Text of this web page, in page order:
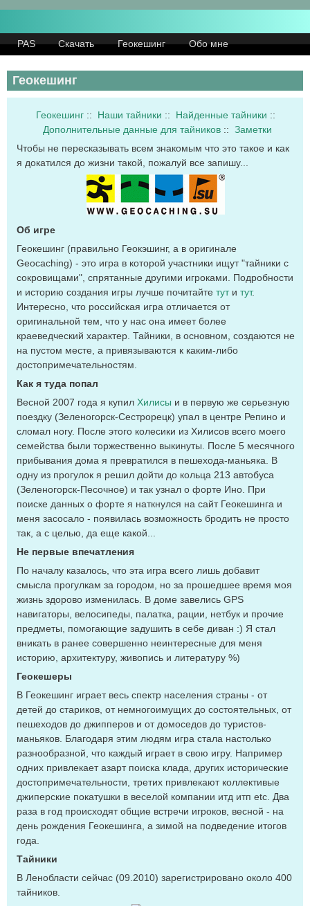
to
mainPAS Скачать Геокешинг Обо мне
Геокешинг
Геокешинг :: Наши тайники :: Найденные тайники ::
Дополнительные данные для тайников:: Заметки
Чтобы не пересказывать всем знакомым что это такое и как
я докатился до жизни такой, пожалуй все запишу...
Об игре
Геокешинг (правильно Геокэшинг, а в оригинале
Geocaching) - это игра в которой участники ищут "тайники с
сокровищами", спрятанные другими игроками. Подробности
и историю создания игры лучше почитайте тути тут.
Интересно, что российская игра отличается от
оригинальной тем, что у нас она имеет более
краеведческий характер. Тайники, в основном, создаются не
на пустом месте, а привязываются к каким-либо
достопримечательностям.
Как я туда попал
Весной 2007 года я купил Хилисы и в первую же серьезную
поездку (Зеленогорск-Сестрорецк) упал в центре Репино и
сломал ногу. После этого колесики из Хилисов всего моего
семейства были торжественно выкинуты. После 5 месячного
прибывания дома я превратился в пешехода-маньяка. В
одну из прогулок я решил дойти до кольца 213 автобуса
(Зеленогорск-Песочное) и так узнал о форте Ино. При
поиске данных о форте я наткнулся на сайт Геокешинга и
меня засосало - появилась возможность бродить не просто
так, а с целью, да еще какой...
Не первые впечатления
По началу казалось, что эта игра всего лишь добавит
смысла прогулкам за городом, но за прошедшее время моя
жизнь здорово изменилась. В доме завелись GPS
навигаторы, велосипеды, палатка, рации, нетбук и прочие
предметы, помогающие задушить в себе диван :) Я стал
вникать в ранее совершенно неинтересные для меня
историю, архитектуру, живопись и литературу %)
Геокешеры
В Геокешинг играет весь спектр населения страны - от
детей до стариков, от немногоимущих до состоятельных, от
пешеходов до джипперов и от домоседов до туристов-
маньяков. Благодаря этим людям игра стала настолько
разнообразной, что каждый играет в свою игру. Например
одних привлекает азарт поиска клада, других исторические
достопримечательности, третих привлекают коллективые
джиперские покатушки в веселой компании итд итп etc. Два
раза в год происходят общие встречи игроков, весной - на
день рождения Геокешинга, а зимой на подведение итогов
года.
Тайники
В Ленобласти сейчас (09.2010) зарегистрировано около 400
тайников.